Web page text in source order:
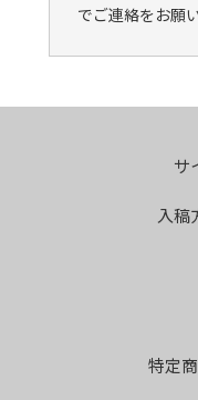
でご連絡をお願
サ
入稿
特定